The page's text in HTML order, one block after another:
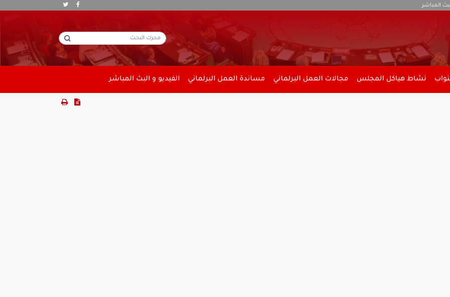
المباشر
نشاط هياكل المجلس مجالات العمل البرلماني مساندة العمل البرلماني الفيديو و البث المباشر